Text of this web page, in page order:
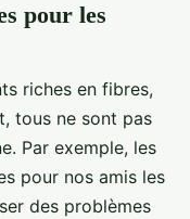
pour les
riches en fibres,
tous ne sont pas
Par exemple, les
pour nos amis les
des problèmes